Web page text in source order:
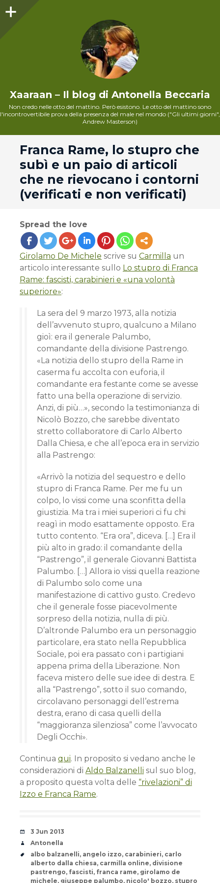
Xaaraan – Il blog di Antonella Beccaria
Non credo nelle otto del mattino. Però esistono. Le otto del mattino sono
l'incontrovertibile prova della presenza del male nel mondo ("Gli ultimi giorni",
Andrew Masterson)
Franca Rame, lo stupro che
subì e un paio di articoli
che ne rievocano i contorni
(verificati e non verificati)
Spread the love
Girolamo De Michele scrive su Carmilla un
articolo interessante sullo Lo stupro di Franca
Rame: fascisti, carabinieri e «una volontà
superiore»:
La sera del 9 marzo 1973, alla notizia
dell’avvenuto stupro, qualcuno a Milano
gioì: era il generale Palumbo,
comandante della divisione Pastrengo.
«La notizia dello stupro della Rame in
caserma fu accolta con euforia, il
comandante era festante come se avesse
fatto una bella operazione di servizio.
Anzi, di più…», secondo la testimonianza di
Nicolò Bozzo, che sarebbe diventato
stretto collaboratore di Carlo Alberto
Dalla Chiesa, e che all’epoca era in servizio
alla Pastrengo:
«Arrivò la notizia del sequestro e dello
stupro di Franca Rame. Per me fu un
colpo, lo vissi come una sconfitta della
giustizia. Ma tra i miei superiori ci fu chi
reagì in modo esattamente opposto. Era
tutto contento. “Era ora”, diceva. […] Era il
più alto in grado: il comandante della
“Pastrengo”, il generale Giovanni Battista
Palumbo. […] Allora io vissi quella reazione
di Palumbo solo come una
manifestazione di cattivo gusto. Credevo
che il generale fosse piacevolmente
sorpreso della notizia, nulla di più.
D’altronde Palumbo era un personaggio
particolare, era stato nella Repubblica
Sociale, poi era passato con i partigiani
appena prima della Liberazione. Non
faceva mistero delle sue idee di destra. E
alla “Pastrengo”, sotto il suo comando,
circolavano personaggi dell’estrema
destra, erano di casa quelli della
“maggioranza silenziosa” come l’avvocato
Degli Occhi».
Continua qui. In proposito si vedano anche le
considerazioni di Aldo Balzanelli sul suo blog,
a proposito questa volta delle “rivelazioni” di
Izzo e Franca Rame.
Date
3 Jun 2013
Author
Antonella
Tags
albo balzanelli, angelo izzo, carabinieri, carlo
alberto dalla chiesa, carmilla online, divisione
pastrengo, fascisti, franca rame, girolamo de
michele, giuseppe palumbo, nicolo' bozzo, stupro